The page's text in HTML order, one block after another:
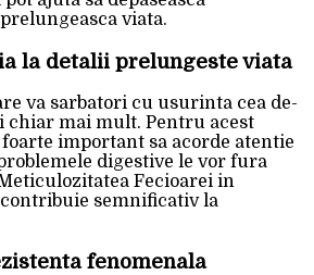
viata.
la detalii prelungeste viata
va sarbatori cu usurinta cea de-
chiar mai mult. Pentru acest
important sa acorde atentie
digestive le vor fura
Fecioarei in
semnificativ la
fenomenala